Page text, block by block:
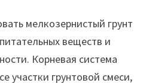
мелкозернистый грунт
веществ и
Корневая система
участки грунтовой смеси,